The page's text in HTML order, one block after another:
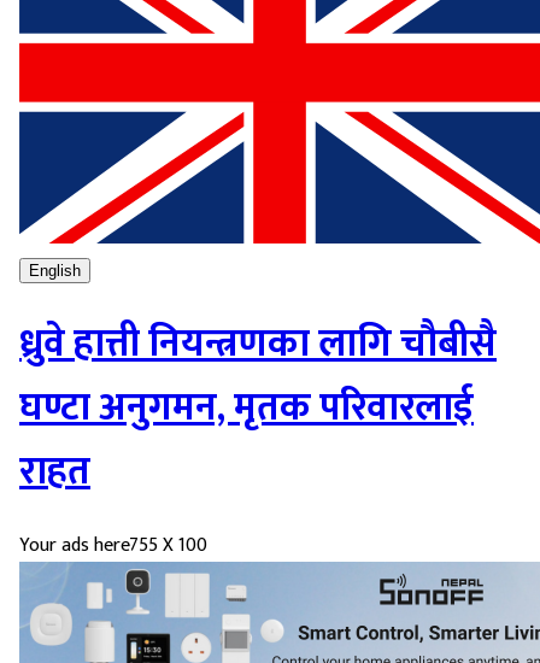
English
ध्रुवे हात्ती नियन्त्रणका लागि चौबीसै
घण्टा अनुगमन, मृतक परिवारलाई
राहत
Your ads here755 X 100